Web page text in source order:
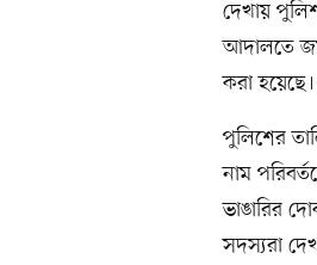
দেখায়
আদালতে
করা
পুলিশের
নাম
ভাঙারির
সদস্যরা